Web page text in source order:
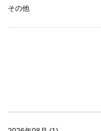
その他